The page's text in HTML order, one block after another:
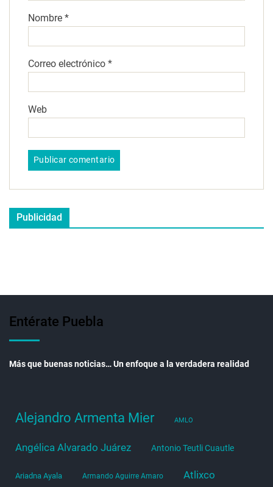
Nombre *
Correo electrónico *
Web
Publicidad
Entérate Puebla
Más que buenas noticias… Un enfoque a la verdadera realidad
Alejandro Armenta Mier AMLO
Angélica Alvarado Juárez Antonio Teutli Cuautle
Ariadna Ayala Armando Aguirre Amaro Atlixco